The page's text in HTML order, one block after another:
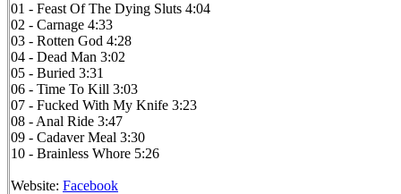
01 - Feast Of The Dying Sluts 4:04
02 - Carnage 4:33
03 - Rotten God 4:28
04 - Dead Man 3:02
05 - Buried 3:31
06 - Time To Kill 3:03
07 - Fucked With My Knife 3:23
08 - Anal Ride 3:47
09 - Cadaver Meal 3:30
10 - Brainless Whore 5:26
Website: Facebook